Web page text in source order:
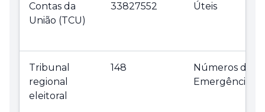
Contas da
União (TCU)
33827552
Úteis
Tribunal
regional
eleitoral
148
Números de
Emergência